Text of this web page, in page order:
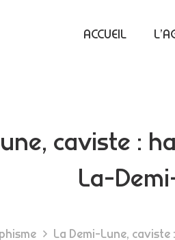
ACCUEIL
caviste :
La-
La Demi-Lune,